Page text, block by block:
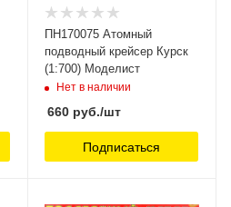
ПН170075 Атомный
подводный крейсер Курск
(1:700) Моделист
Нет в наличии
660руб./шт
Подписаться